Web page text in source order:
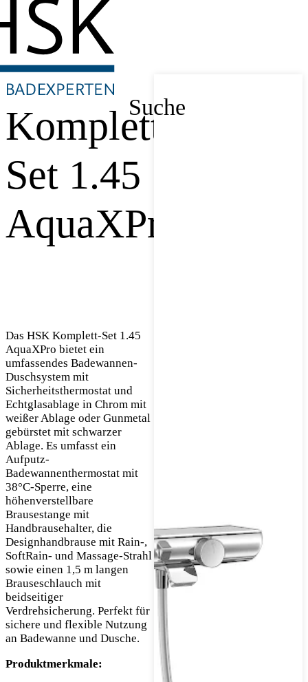
Suche
Komplett-
Set 1.45
AquaXPro
Das HSK Komplett-Set 1.45
AquaXPro bietet ein
umfassendes Badewannen-
Duschsystem mit
Sicherheitsthermostat und
Echtglasablage in Chrom mit
weißer Ablage oder Gunmetal
gebürstet mit schwarzer
Ablage. Es umfasst ein
Aufputz-
Badewannenthermostat mit
38°C-Sperre, eine
höhenverstellbare
Brausestange mit
Handbrausehalter, die
Designhandbrause mit Rain-,
SoftRain- und Massage-Strahl
sowie einen 1,5 m langen
Brauseschlauch mit
beidseitiger
Verdrehsicherung. Perfekt für
sichere und flexible Nutzung
an Badewanne und Dusche.
Produktmerkmale: